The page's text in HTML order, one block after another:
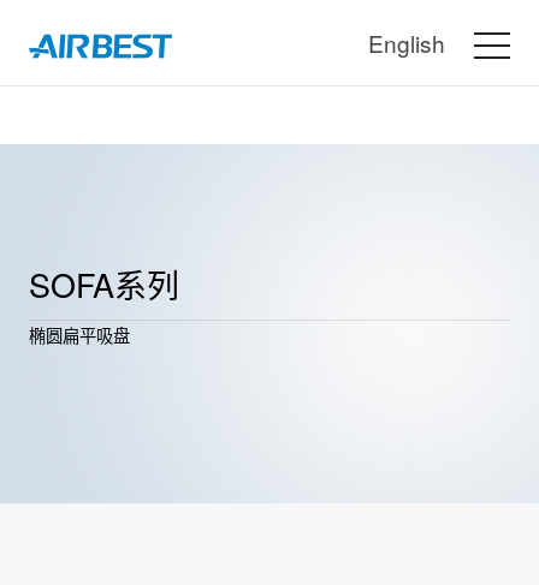
English
SOFA系列
椭圆扁平吸盘